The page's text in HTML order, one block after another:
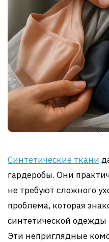
Синтетические ткани
гардеробы. Они
не требуют сложного
проблема, которая
синтетической одежды
Эти неприглядные